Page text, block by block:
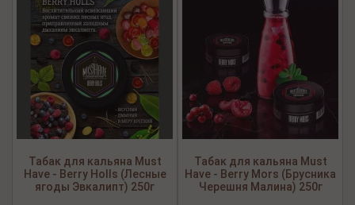
Табак для кальяна Must
Have - Berry Holls (Лесные
ягоды Эвкалипт) 250г
Табак для кальяна Must
Have - Berry Mors (Брусника
Черешня Малина) 250г